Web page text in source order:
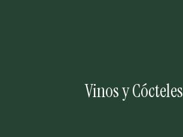
Vinos y Cócteles